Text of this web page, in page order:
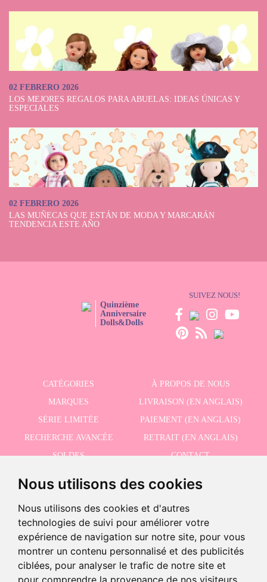
Nous utilisons des cookies
Nous utilisons des cookies et d'autres
technologies de suivi pour améliorer votre
expérience de navigation sur notre site, pour vous
montrer un contenu personnalisé et des publicités
ciblées, pour analyser le trafic de notre site et
pour comprendre la provenance de nos visiteurs.
02 FEBRERO 2026
LOS MEJORES REGALOS PARA ABUELAS: IDEAS ÚNICAS Y
ESPECIALES
02 FEBRERO 2026
LAS MUÑECAS QUE ESTÁN DE MODA Y MARCARÁN
TENDENCIA ESTE AÑO
Quinzième
Anniversaire
Dolls&Dolls
SUIVEZ NOUS!
CATÉGORIES
À PROPOS DE NOUS
MARQUES
LIVRAISON (EN ANGLAIS)
SÉRIE LIMITÉE
PAIEMENT (EN ANGLAIS)
RECHERCHE AVANCÉE
RETRAIT (EN ANGLAIS)
SOLDES
CONTACT
J'accepte la politique de confidentialité